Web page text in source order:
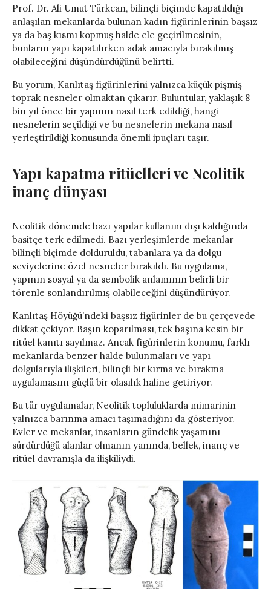
Prof. Dr. Ali Umut Türkcan, bilinçli biçimde kapatıldığı
anlaşılan mekanlarda bulunan kadın figürinlerinin başsız
ya da baş kısmı kopmuş halde ele geçirilmesinin,
bunların yapı kapatılırken adak amacıyla bırakılmış
olabileceğini düşündürdüğünü belirtti.
Bu yorum, Kanlıtaş figürinlerini yalnızca küçük pişmiş
toprak nesneler olmaktan çıkarır. Buluntular, yaklaşık 8
bin yıl önce bir yapının nasıl terk edildiği, hangi
nesnelerin seçildiği ve bu nesnelerin mekana nasıl
yerleştirildiği konusunda önemli ipuçları taşır.
Yapı kapatma ritüelleri ve Neolitik
inanç dünyası
Neolitik dönemde bazı yapılar kullanım dışı kaldığında
basitçe terk edilmedi. Bazı yerleşimlerde mekanlar
bilinçli biçimde dolduruldu, tabanlara ya da dolgu
seviyelerine özel nesneler bırakıldı. Bu uygulama,
yapının sosyal ya da sembolik anlamının belirli bir
törenle sonlandırılmış olabileceğini düşündürüyor.
Kanlıtaş Höyüğü’ndeki başsız figürinler de bu çerçevede
dikkat çekiyor. Başın koparılması, tek başına kesin bir
ritüel kanıtı sayılmaz. Ancak figürinlerin konumu, farklı
mekanlarda benzer halde bulunmaları ve yapı
dolgularıyla ilişkileri, bilinçli bir kırma ve bırakma
uygulamasını güçlü bir olasılık haline getiriyor.
Bu tür uygulamalar, Neolitik topluluklarda mimarinin
yalnızca barınma amacı taşımadığını da gösteriyor.
Evler ve mekanlar, insanların gündelik yaşamını
sürdürdüğü alanlar olmanın yanında, bellek, inanç ve
ritüel davranışla da ilişkiliydi.